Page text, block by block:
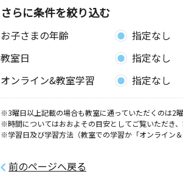
さらに条件を絞り込む
お子さまの年齢 指定なし
教室日
指定なし
オンライン&教室学習
指定なし
※3曜日以上記載の場合も教室に通っていただくのは2曜
※時間についてはおおよその目安としてご覧いただき
※学習日及び学習方法（教室での学習か「オンライン
前のページへ戻る